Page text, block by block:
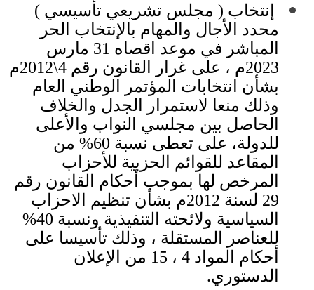
إنتخاب ( مجلس تشريعي تأسيسي )
محدد الأجال والمهام بالإنتخاب الحر
المباشر في موعد اقصاه 31 مارس
2023م ، على غرار القانون رقم 4\2012
م
بشأن انتخابات المؤتمر الوطني العام
وذلك منعا لاستمرار الجدل والخلاف
الحاصل بين مجلسي النواب والأعلى
للدولة، على تعطى نسبة 60%
من
المقاعد للقوائم الحزبية للأحزاب
المرخص لها بموجب أحكام القانون رقم
29 لسنة 2012م بشأن تنظيم الاحزاب
السياسية ولائحته التنفيذية ونسبة 40%
للعناصر المستقلة ، وذلك تأسيسا على
أحكام المواد 4 ، 15 من الإعلان
الدستوري.